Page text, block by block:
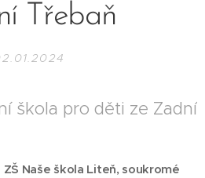
Třebaň
škola pro děti ze Zadní
Naše škola Liteň, soukromé